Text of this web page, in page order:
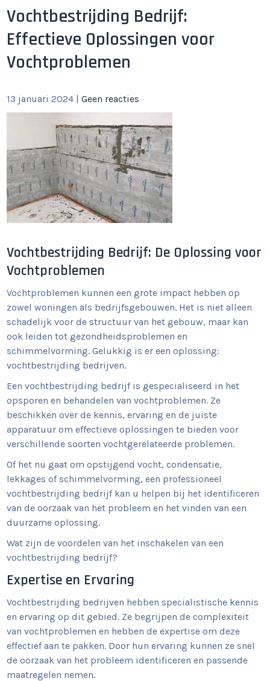
Vochtbestrijding Bedrijf:
Effectieve Oplossingen voor
Vochtproblemen
13 januari 2024 |Geen reacties
Vochtbestrijding Bedrijf: De Oplossing voor
Vochtproblemen
Vochtproblemen kunnen een grote impact hebben op
zowel woningen als bedrijfsgebouwen. Het is niet alleen
schadelijk voor de structuur van het gebouw, maar kan
ook leiden tot gezondheidsproblemen en
schimmelvorming. Gelukkig is er een oplossing:
vochtbestrijding bedrijven.
Een vochtbestrijding bedrijf is gespecialiseerd in het
opsporen en behandelen van vochtproblemen. Ze
beschikken over de kennis, ervaring en de juiste
apparatuur om effectieve oplossingen te bieden voor
verschillende soorten vochtgerelateerde problemen.
Of het nu gaat om opstijgend vocht, condensatie,
lekkages of schimmelvorming, een professioneel
vochtbestrijding bedrijf kan u helpen bij het identificeren
van de oorzaak van het probleem en het vinden van een
duurzame oplossing.
Wat zijn de voordelen van het inschakelen van een
vochtbestrijding bedrijf?
Expertise en Ervaring
Vochtbestrijding bedrijven hebben specialistische kennis
en ervaring op dit gebied. Ze begrijpen de complexiteit
van vochtproblemen en hebben de expertise om deze
effectief aan te pakken. Door hun ervaring kunnen ze snel
de oorzaak van het probleem identificeren en passende
maatregelen nemen.